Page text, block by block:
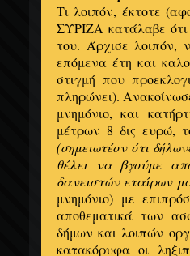
Τι λοιπόν, έκτοτε
ΣΥΡΙΖΑ κατάλαβε
του. Άρχισε λοιπόν,
επόμενα έτη και
στιγμή που
πληρώνει).
μνημόνιο, και
μέτρων 8 δις ευρώ,
(σημειωτέον ότι
θέλει να βγούμε
δανειστών εταίρων
μνημόνιο) με
αποθεματικά των
δήμων και λοιπών
κατακόρυφα οι